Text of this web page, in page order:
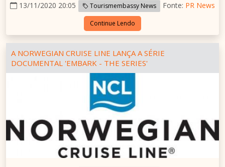
13/11/2020 20:05 Tourismembassy News Fonte: PR News
Continue Lendo
A NORWEGIAN CRUISE LINE LANÇA A SÉRIE
DOCUMENTAL 'EMBARK - THE SERIES'